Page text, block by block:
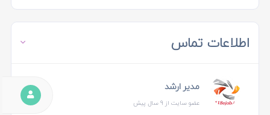
اطلاعات تماس
مدیر ارشد
عضو سایت از 9 سال پیش